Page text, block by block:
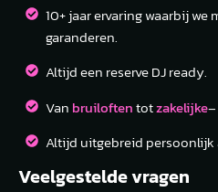
10+ jaar ervaring waarbij we
garanderen.
Altijd een reserve DJ ready.
Van bruiloftentotzakelijke
Altijd uitgebreid persoonlijk
Veelgestelde vragen